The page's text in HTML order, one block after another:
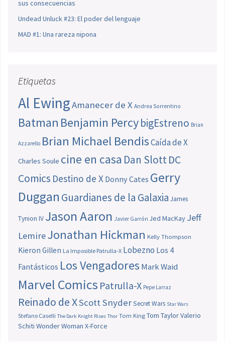
sus consecuencias
Undead Unluck #23: El poder del lenguaje
MAD #1: Una rareza nipona
Etiquetas
Al EwingAmanecer de X Andrea Sorrentino
Batman Benjamin PercybigEstreno Brian
Azzarello Brian Michael BendisCaída de X
Charles Soule cine en casa Dan SlottDC
Comics Destino de X Donny Cates Gerry
Duggan Guardianes de la Galaxia James
Tynion IV Jason Aaron Javier Garrón Jed MacKay Jeff
LemireJonathan Hickman Kelly Thompson
Kieron Gillen La Imposible Patrulla-X Lobezno Los 4
Fantásticos Los Vengadores Mark Waid
Marvel Comics Patrulla-X Pepe Larraz
Reinado de XScott SnyderSecret Wars Star Wars
Stefano Caselli The Dark Knight Rises Thor Tom King Tom TaylorValerio
Schiti Wonder Woman X-Force